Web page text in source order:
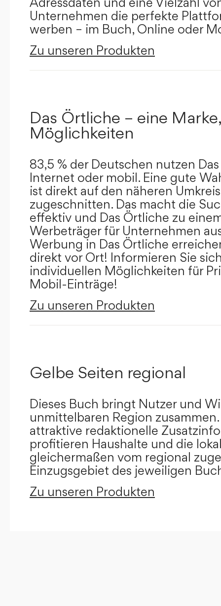
Unternehmen die perfekte
werben – im Buch, Online oder
Zu unseren Produkten
Das Örtliche – eine
Möglichkeiten
83,5 % der Deutschen nutzen
Internet oder mobil. Eine gute
ist direkt auf den näheren
zugeschnitten. Das macht die
effektiv und Das Örtliche zu
Werbeträger für Unternehmen
Werbung in Das Örtliche
direkt vor Ort! Informieren Sie
individuellen Möglichkeiten für
Mobil-Einträge!
Zu unseren Produkten
Gelbe Seiten regional
Dieses Buch bringt Nutzer und
unmittelbaren Region
attraktive redaktionelle
profitieren Haushalte und die
gleichermaßen vom regional
Einzugsgebiet des jeweiligen
Zu unseren Produkten